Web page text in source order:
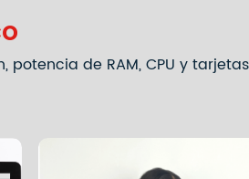
de RAM, CPU y